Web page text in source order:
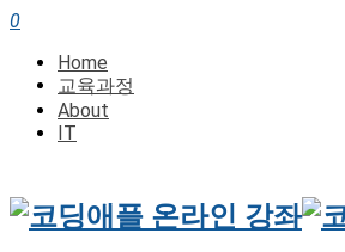
0
Home
교육과정
About
IT